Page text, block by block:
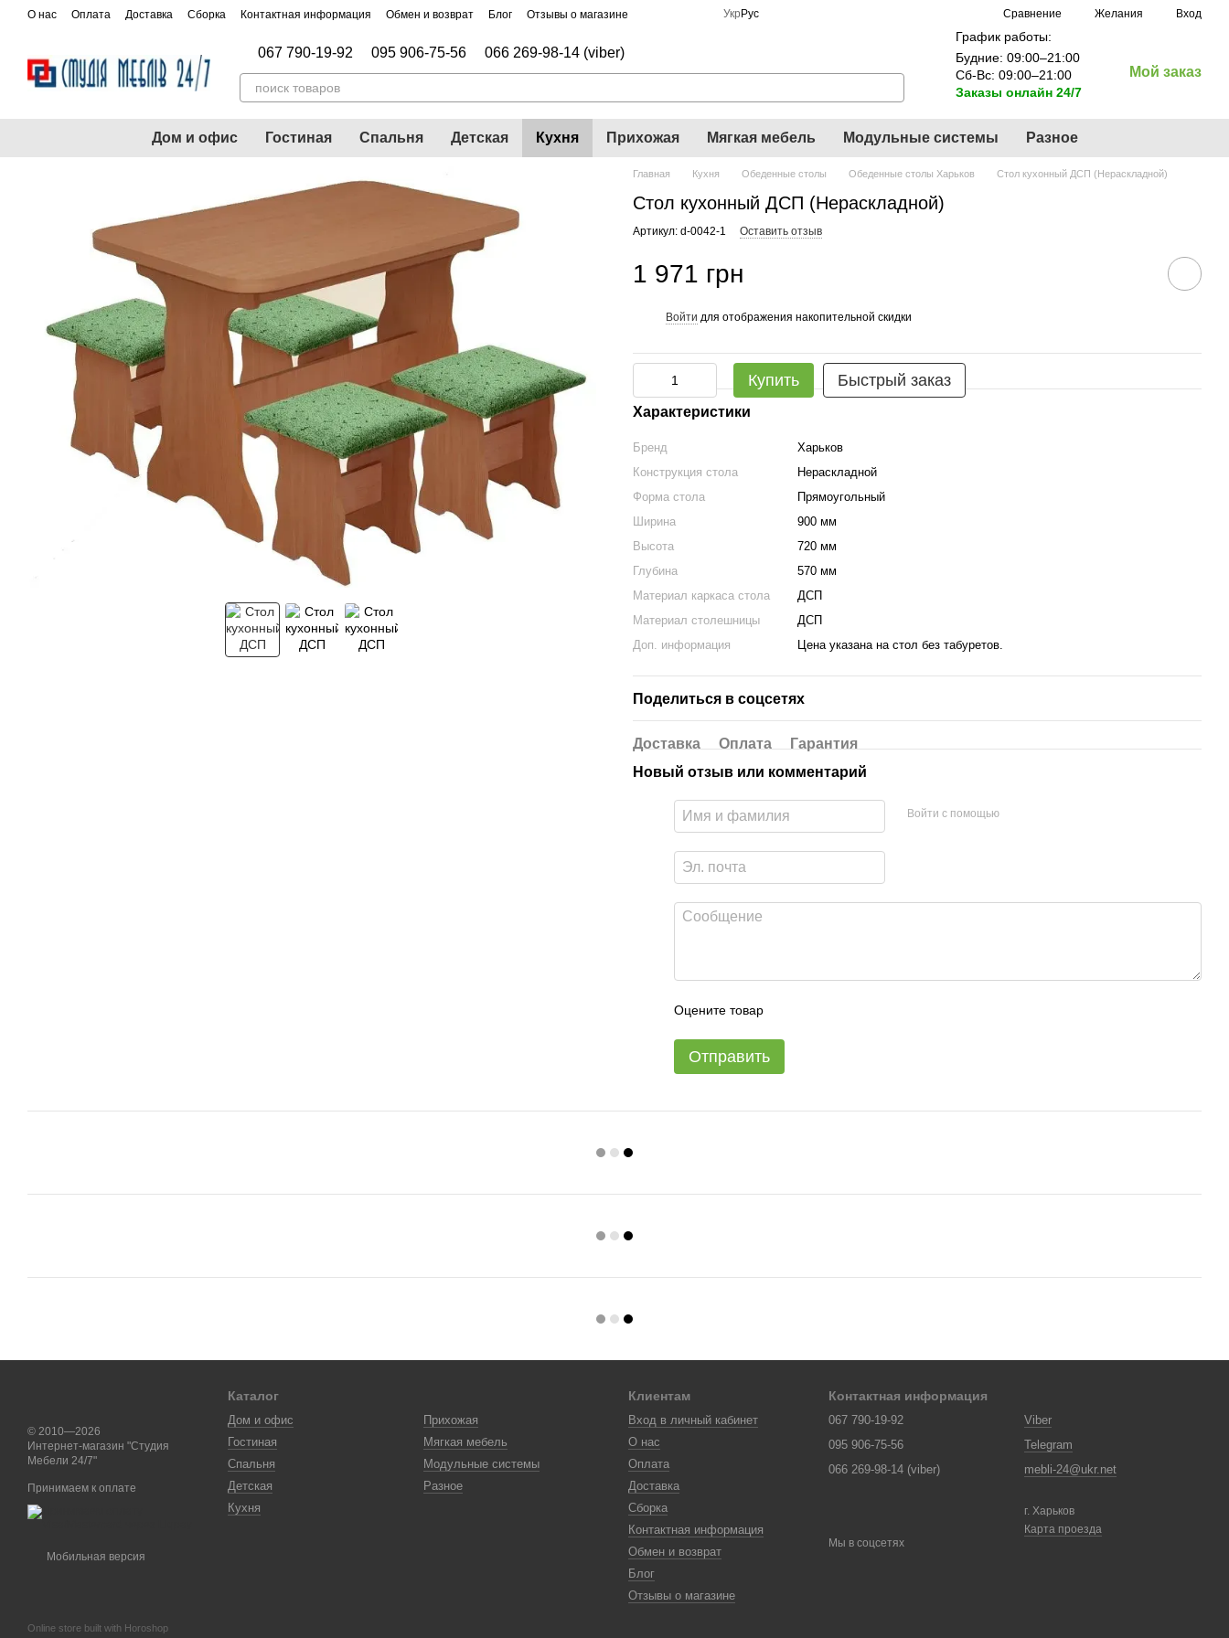
Перейти к основному контенту
О нас Оплата Доставка Сборка Контактная информация Обмен и возврат Блог Отзывы о магазине Укр Рус Сравнение Желания Вход
067 790-19-92 095 906-75-56 066 269-98-14 (viber)
График работы:
Будние: 09:00–21:00
Сб-Вс: 09:00–21:00
Заказы онлайн 24/7
Мой заказ
Дом и офис Гостиная Спальня Детская Кухня Прихожая Мягкая мебель Модульные системы Разное
Главная Кухня Обеденные столы Обеденные столы Харьков Стол кухонный ДСП (Нераскладной)
Стол кухонный ДСП (Нераскладной)
Артикул: d-0042-1 Оставить отзыв
1 971 грн
Войти для отображения накопительной скидки
Купить Быстрый заказ
Характеристики
Бренд
Харьков
Конструкция стола
Нераскладной
Форма стола
Прямоугольный
Ширина
900 мм
Высота
720 мм
Глубина
570 мм
Материал каркаса стола
ДСП
Материал столешницы
ДСП
Доп. информация
Цена указана на стол без табуретов.
Поделиться в соцсетях
Доставка Оплата
Гарантия
Новый отзыв или комментарий
Войти с помощью
Оцените товар
Отправить
© 2010—2026
Интернет-магазин "Студия
Мебели 24/7"
Принимаем к оплате
Мобильная версия
Online store built with Horoshop
Каталог
Дом и офис
Гостиная
Спальня
Детская
Кухня
Прихожая
Мягкая мебель
Модульные системы
Разное
Клиентам
Вход в личный кабинет
О нас
Оплата
Доставка
Сборка
Контактная информация
Обмен и возврат
Блог
Отзывы о магазине
Контактная информация
067 790-19-92
095 906-75-56
066 269-98-14 (viber)
Viber
Telegram
mebli-24@ukr.net
г. Харьков
Карта проезда
Мы в соцсетях